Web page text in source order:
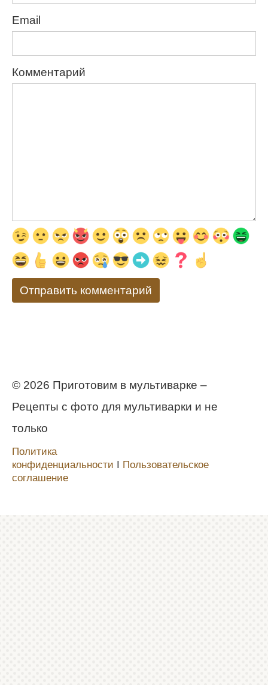
Email
Комментарий
© 2026 Приготовим в мультиварке –
Рецепты с фото для мультиварки и не
только
Политика
конфиденциальности
Пользовательское
соглашение